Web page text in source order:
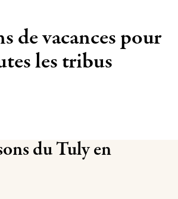
de vacances pour
les tribus
du Tuly en